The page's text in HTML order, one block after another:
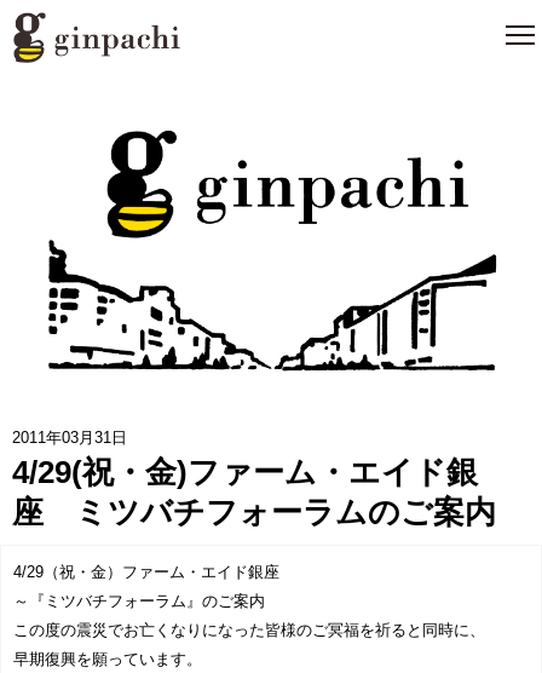
2011年03月31日
4/29(祝・金)ファーム・エイド銀
座 ミツバチフォーラムのご案内
4/29（祝・金）ファーム・エイド銀座
～『ミツバチフォーラム』のご案内
この度の震災でお亡くなりになった皆様のご冥福を祈ると同時に、
早期復興を願っています。
銀ぱちとは
>
オンラインストア【お酒】
スタッフブログ
メディア一覧 >
協賛企業一覧
お問い合わせ